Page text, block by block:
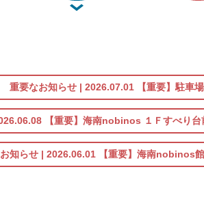
重要なお知らせ | 2026.07.01 【重要】駐車
【重要】海南nobinos １Ｆすべり台
知らせ | 2026.06.01【重要】海南nobinos館